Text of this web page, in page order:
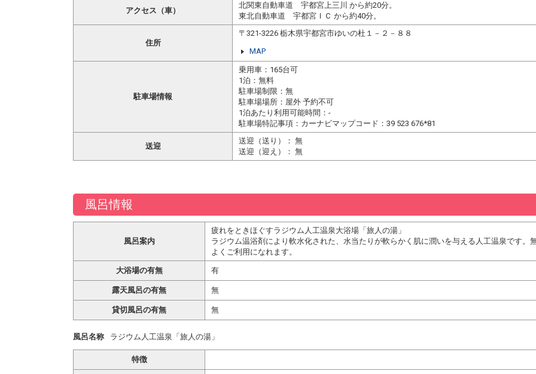
アクセス（車）
北関東自動車道 宇都宮上三川 から約20分。
東北自動車道 宇都宮ＩＣ から約40分。
住所
〒321-3226 栃木県宇都宮市ゆいの杜１－２－８８
MAP
駐車場情報
乗用車：165台可
1泊：無料
駐車場制限：無
駐車場場所：屋外 予約不可
1泊あたり利用可能時間：-
駐車場特記事項：カーナビマップコード：39 523 676*81
送迎
送迎（送り）： 無
送迎（迎え）： 無
風呂情報
風呂案内
疲れをときほぐすラジウム人工温泉大浴場「旅人の湯」
ラジウム温浴剤により軟水化された、水当たりが軟らかく肌に潤いを与える人工温泉です
よくご利用になれます。
大浴場の有無 有
露天風呂の有無 無
貸切風呂の有無 無
風呂名称 ラジウム人工温泉「旅人の湯」
特徴